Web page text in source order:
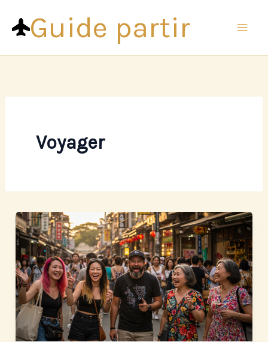
contenuGuide partir
Voyager